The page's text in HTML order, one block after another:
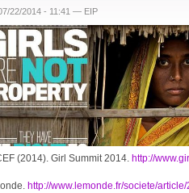
22/2014 - 11:41 — EIP
(2014). Girl Summit 2014. http://
http://www.lemonde.fr/societe/